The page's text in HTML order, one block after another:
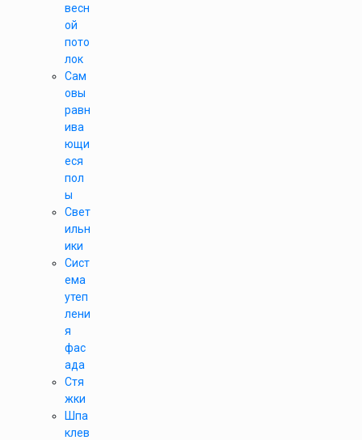
весн
ой
пото
лок
Сам
овы
равн
ива
ющи
еся
пол
ы
Свет
ильн
ики
Сист
ема
утеп
лени
я
фас
ада
Стя
жки
Шпа
клев